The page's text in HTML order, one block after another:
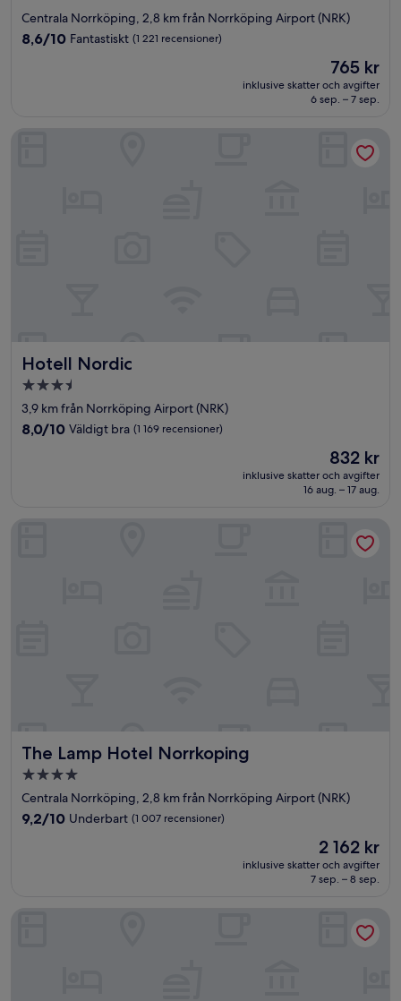
stjärnigt
boende
Centrala Norrköping, 2,8 km från Norrköping Airport (NRK)
8.6
8,6/10 Fantastiskt (1 221 recensioner)
Priset
är
765 kr
765 kr
inklusive skatter och avgifter
6 sep. – 7 sep.
Hotell Nordic
Hotell Nordic
3.5-
stjärnigt
boende
3,9 km från Norrköping Airport (NRK)
8.0
8,0/10 Väldigt bra (1 169 recensioner)
Priset
är
832 kr
832 kr
inklusive skatter och avgifter
16 aug. – 17 aug.
The Lamp Hotel Norrkoping
The Lamp Hotel Norrkoping
4.0-
stjärnigt
boende
Centrala Norrköping, 2,8 km från Norrköping Airport (NRK)
9.2
9,2/10 Underbart (1 007 recensioner)
Priset
är
2 162 kr
2 162 kr
inklusive skatter och avgifter
7 sep. – 8 sep.
The Lamp Hotel Norrkoping